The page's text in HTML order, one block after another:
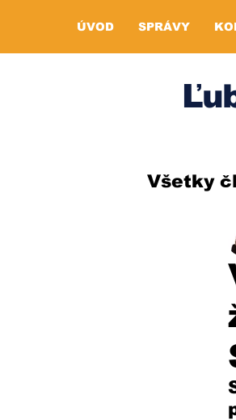
ÚVOD SPRÁVY
Všetky